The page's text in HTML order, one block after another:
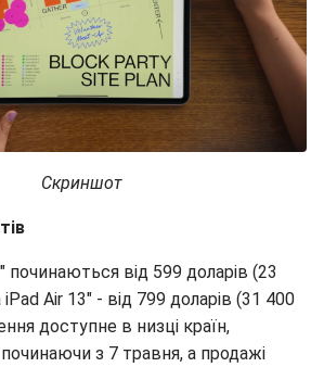
Скриншот
починаються від 599 доларів (23
Air 13" - від 799 доларів (31 400
доступне в низці країн,
з 7 травня, а продажі